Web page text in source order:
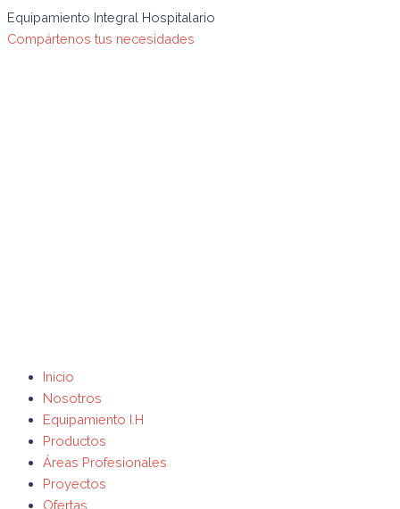
Ir
al
Equipamiento Integral Hospitalario
Compártenos tus necesidades
Inicio
Nosotros
Equipamiento I.H
Productos
Áreas Profesionales
Proyectos
Ofertas
Búsqueda
de
Search
for: